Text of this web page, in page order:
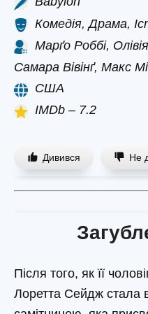
Комедія, Драма,
Марґо Роббі,
Самара Вівінґ, Макс
США
IMDb – 7.2
Дивився Не
Після того, як її
Лоретта Сейдж стала